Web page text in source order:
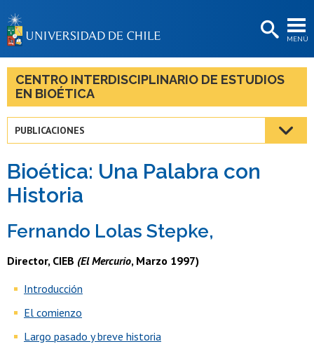
MENÚ
BIBLIOTECAS
LA UNIVERSIDAD
CENTRO INTERDISCIPLINARIO DE ESTUDIOS
EN BIOÉTICA
PUBLICACIONES
Bioética: Una Palabra con
Historia
Fernando Lolas Stepke,
Director, CIEB (El Mercurio, Marzo 1997)
Introducción
El comienzo
Largo pasado y breve historia